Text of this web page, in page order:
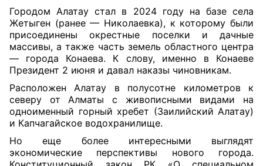
Городом Алатау стал в 2024 году на базе села
Жетыген (ранее — Николаевка), к которому были
присоединены окрестные поселки и дачные
массивы, а также часть земель областного центра
— города Конаева. К слову, именно в Конаеве
Президент 2 июня и давал наказы чиновникам.
Расположен Алатау в полусотне километров к
северу от Алматы с живописными видами на
одноименный горный хребет (Заилийский Алатау)
и Капчагайское водохранилище.
Но еще более интересными выглядят
экономические перспективы нового города.